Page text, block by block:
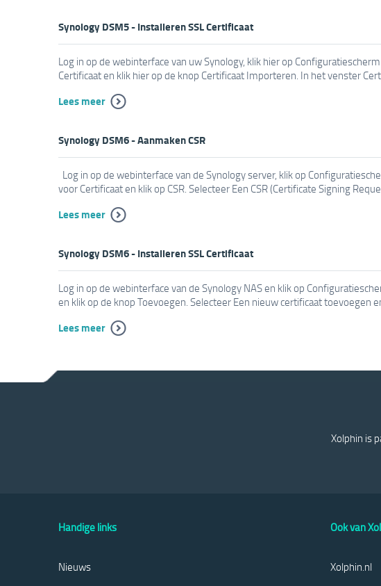
Synology DSM5 - Installeren SSL Certificaat
Log in op de webinterface van uw Synology, klik hier op
Certificaat en klik hier op de knop Certificaat Importeren. In het venster
Lees meer
Synology DSM6 - Aanmaken CSR
Log in op de webinterface van de Synology server, klik op
voor Certificaat en klik op CSR. Selecteer Een CSR (Certificate Signing
Lees meer
Synology DSM6 - Installeren SSL Certificaat
Log in op de webinterface van de Synology NAS en klik op
en klik op de knop Toevoegen. Selecteer Een nieuw certificaat toevoegen
Lees meer
Xolphin is
Handige links
Nieuws
Ook van
Xolphin.nl